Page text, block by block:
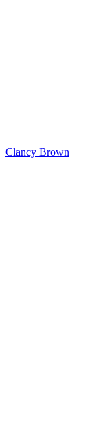
Clancy Brown